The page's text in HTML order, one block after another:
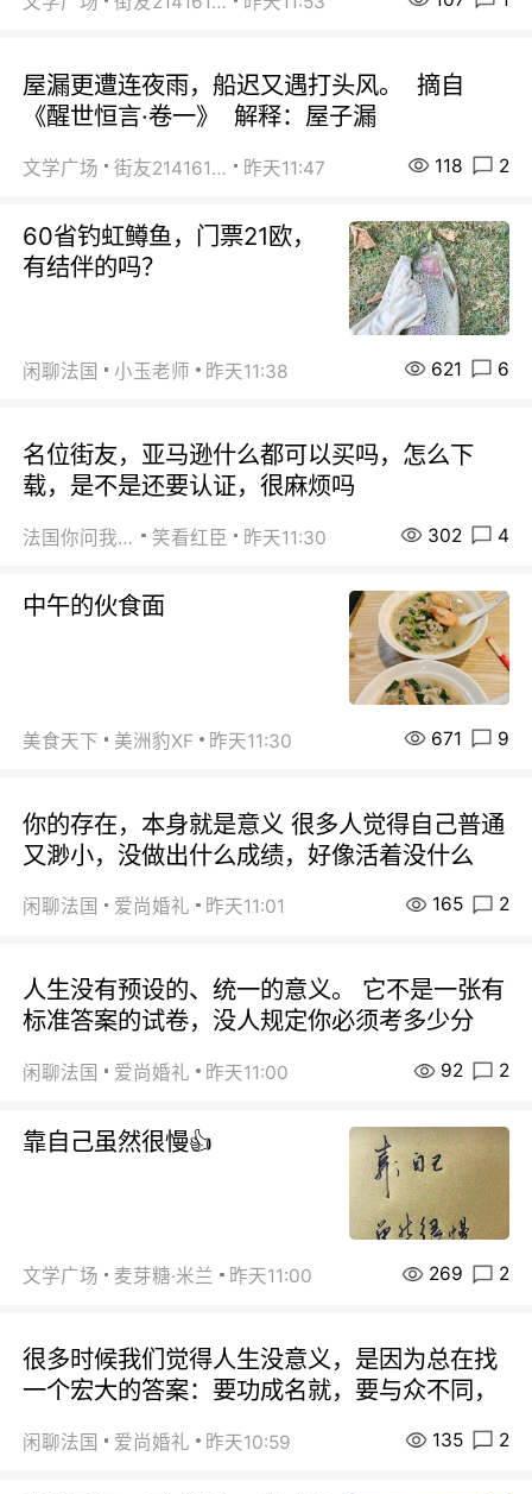
屋漏更遭连夜雨，船迟又遇打头风。 摘自
《醒世恒言·卷一》 解释：屋子漏
文学广场 街友21416156 昨天11:47 118 2
60省钓虹鳟鱼，门票21欧，
有结伴的吗？
闲聊法国 小玉老师 昨天11:38 621 6
名位街友，亚马逊什么都可以买吗，怎么下
载，是不是还要认证，很麻烦吗
法国你问我答 笑看红臣 昨天11:30 302 4
中午的伙食面
美食天下 美洲豹XF 昨天11:30 671 9
你的存在，本身就是意义 很多人觉得自己普通
又渺小，没做出什么成绩，好像活着没什么
闲聊法国 爱尚婚礼 昨天11:01 165 2
人生没有预设的、统一的意义。 它不是一张有
标准答案的试卷，没人规定你必须考多少分
闲聊法国 爱尚婚礼 昨天11:00 92 2
靠自己虽然很慢👍
文学广场 麦芽糖·米兰 昨天11:00 269 2
很多时候我们觉得人生没意义，是因为总在找
一个宏大的答案：要功成名就，要与众不同，
闲聊法国 爱尚婚礼 昨天10:59 135 2